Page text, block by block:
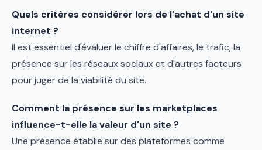
Quels critères considérer lors de l'achat d'un site
internet ?
Il est essentiel d'évaluer le chiffre d'affaires, le trafic, la
présence sur les réseaux sociaux et d'autres facteurs
pour juger de la viabilité du site.
Comment la présence sur les marketplaces
influence-t-elle la valeur d'un site ?
Une présence établie sur des plateformes comme